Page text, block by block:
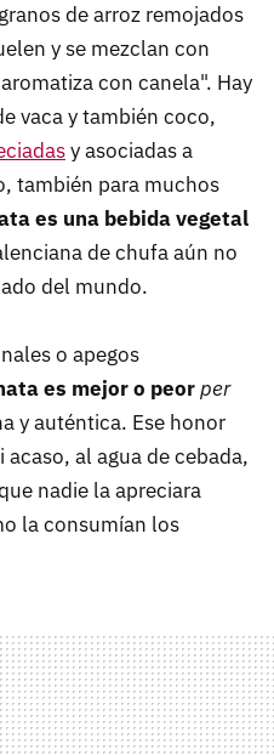
de arroz remojados
y se mezclan con
con canela". Hay
vaca y también coco,
y asociadas a
también para muchos
es una bebida vegetal
de chufa aún no
del mundo.
o apegos
es mejor o peorper
y auténtica. Ese honor
al agua de cebada,
nadie la apreciara
la consumían los